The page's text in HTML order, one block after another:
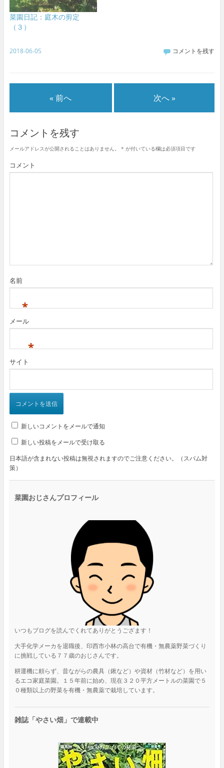
菜園日記：庭木の剪定
（３）
2018-06-05 コメントを残す
« 前へ 次へ »
コメントを残す
メールアドレスが公開されることはありません。 * が付いている欄は必須項目です
コメント
名前
*
メール
*
サイト
新しいコメントをメールで通知
新しい投稿をメールで受け取る
日本語が含まれない投稿は無視されますのでご注意ください。（スパム対
策）
菜園おじさんプロフィール
いつもブログを読んでくれてありがとうござます！
大手化学メーカを退職後、印西市小林の高台で有機・無農薬野菜づくり
に挑戦している７７歳のおじさんです。
耕運機に頼らず、昔ながらの農具（鍬など）や資材（竹材など）を用い
るエコ家庭菜園。１５年前に始め、現在３２０平方メートルの菜園で５
０種類以上の野菜を有機・無農薬で栽培しています。
雑誌「やさい畑」で連載中